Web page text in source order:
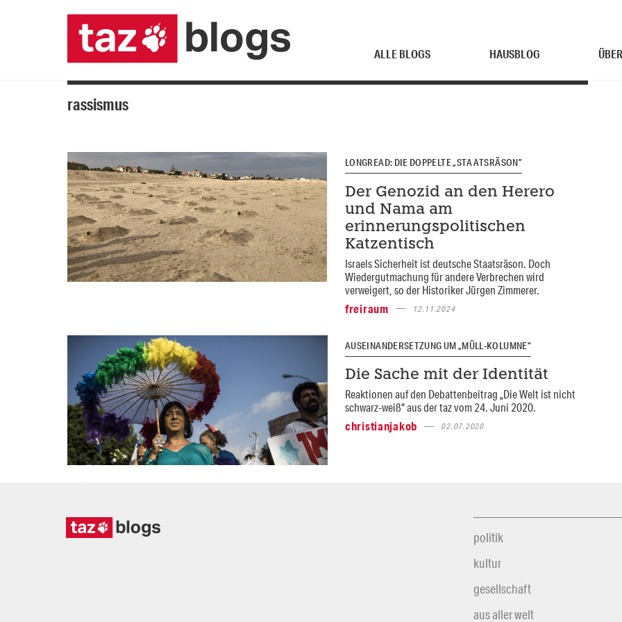
ALLE BLOGS HAUSBLOG
rassismus
LONGREAD: DIE DOPPELTE „STAATSRÄSON”
Der Genozid an den Herero
und Nama am
erinnerungspolitischen
Katzentisch
Israels Sicherheit ist deutsche Staatsräson. Doch
Wiedergutmachung für andere Verbrechen wird
verweigert, so der Historiker Jürgen Zimmerer.
freiraum
12.11.2024
AUSEINANDERSETZUNG UM „MÜLL-KOLUMNE“
Die Sache mit der Identität
Reaktionen auf den Debattenbeitrag „Die Welt ist nicht
schwarz-weiß“ aus der taz vom 24. Juni 2020.
christianjakob
02.07.2020
politik
kultur
gesellschaft
aus aller welt